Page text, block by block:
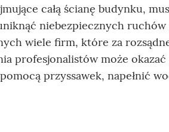
całą ścianę budynku,
niebezpiecznych
wiele firm, które za
profesjonalistów może
przyssawek, napełnić